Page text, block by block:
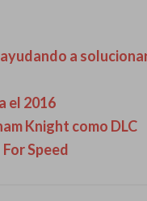
a
el 2016
Knight como DLC
Speed